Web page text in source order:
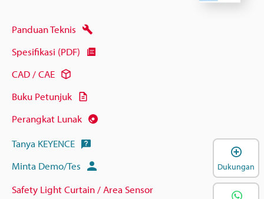
Panduan Teknis
Spesifikasi (PDF)
CAD / CAE
Buku Petunjuk
Perangkat Lunak
Tanya KEYENCE
Minta Demo/Tes
Safety Light Curtain / Area Sensor
Dukungan